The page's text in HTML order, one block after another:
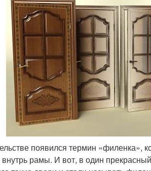
появился термин «филенка»,
рамы. И вот, в один прекрасный